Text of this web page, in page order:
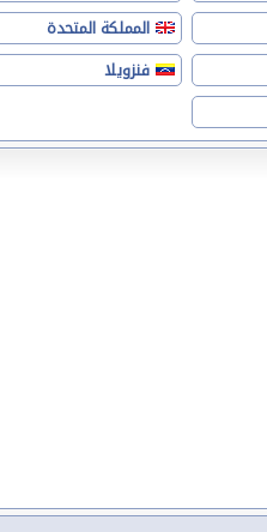
المملكة المتحدة
فنزويلا